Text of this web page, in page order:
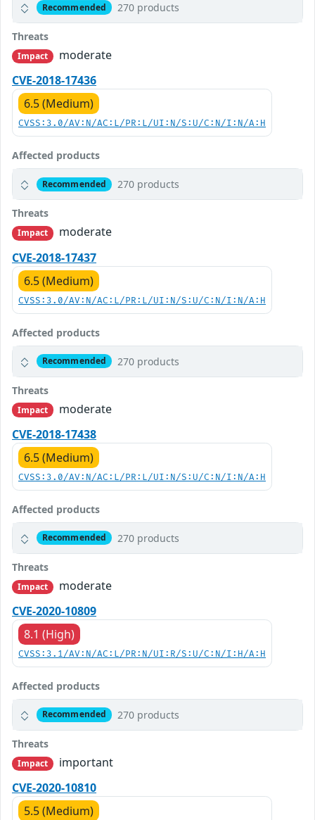
Recommended 270 products
Threats
Impact
moderate
CVE-2018-17436
6.5 (Medium)
CVSS:3.0/AV:N/AC:L/PR:L/UI:N/S:U/C:N/I:N/A:H
Affected products
Recommended 270 products
Threats
Impact
moderate
CVE-2018-17437
6.5 (Medium)
CVSS:3.0/AV:N/AC:L/PR:L/UI:N/S:U/C:N/I:N/A:H
Affected products
Recommended 270 products
Threats
Impact
moderate
CVE-2018-17438
6.5 (Medium)
CVSS:3.0/AV:N/AC:L/PR:L/UI:N/S:U/C:N/I:N/A:H
Affected products
Recommended 270 products
Threats
Impact
moderate
CVE-2020-10809
8.1 (High)
CVSS:3.1/AV:N/AC:L/PR:N/UI:R/S:U/C:N/I:H/A:H
Affected products
Recommended 270 products
Threats
Impact
important
CVE-2020-10810
5.5 (Medium)